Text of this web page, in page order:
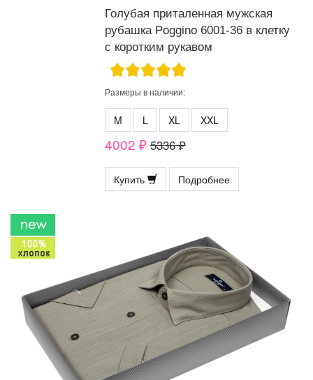
Голубая приталенная мужская
рубашка Poggino 6001-36 в клетку
с коротким рукавом
Размеры в наличии:
M L XL XXL
4002 ₽ 5336 ₽
Купить Подробнее